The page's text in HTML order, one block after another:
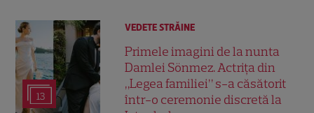
13
VEDETE STRĂINE
Primele imagini de la nunta
Damlei Sönmez. Actrița din
„Legea familiei” s-a căsătorit
într-o ceremonie discretă la